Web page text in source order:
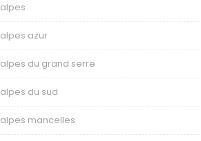
alpes
alpes azur
alpes du grand serre
alpes du sud
alpes mancelles